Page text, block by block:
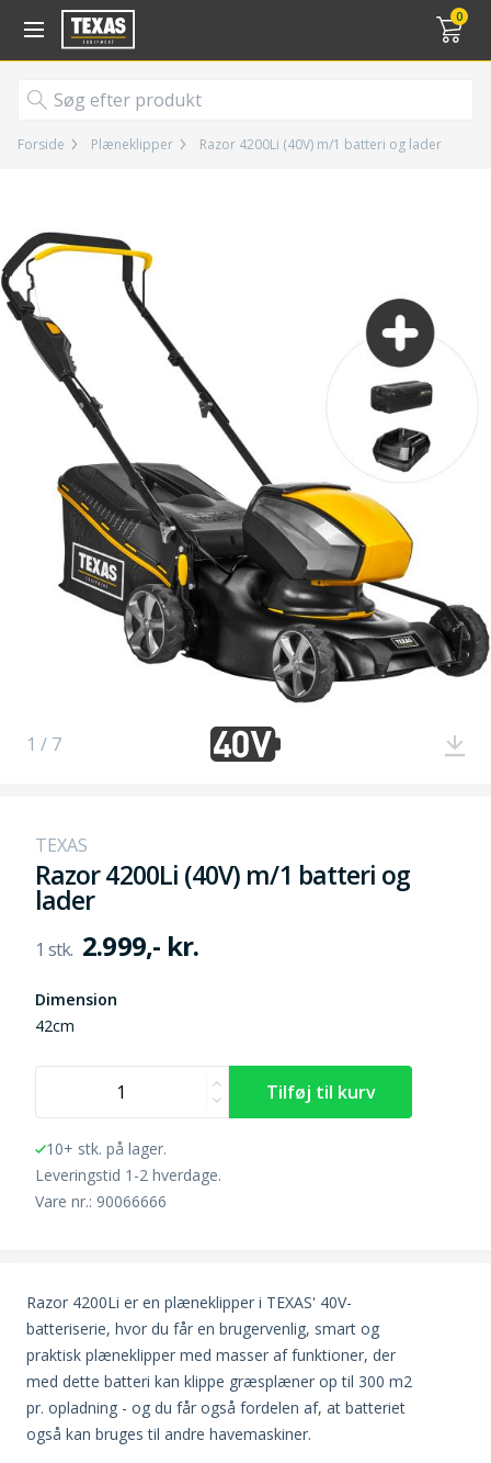
0
Gå til kurv (
Forside Plæneklipper Razor 4200Li (40V) m/1 batteri og lader
1 / 7
TEXAS
Razor 4200Li (40V) m/1 batteri og
lader
2.999,- kr.
Dimension
42cm
10+ stk. på lager.
Leveringstid 1-2 hverdage.
Vare nr.: 90066666
Razor 4200Li er en plæneklipper i TEXAS' 40V-
batteriserie, hvor du får en brugervenlig, smart og
praktisk plæneklipper med masser af funktioner, der
med dette batteri kan klippe græsplæner op til 300 m2
pr. opladning - og du får også fordelen af, at batteriet
også kan bruges til andre havemaskiner.